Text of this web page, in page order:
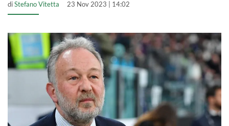
diStefano Vitetta 23 Nov 2023 | 14:02